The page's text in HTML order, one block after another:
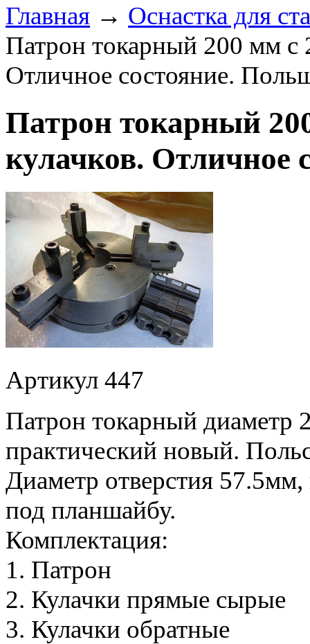
Главная → Оснастка для
Патрон токарный 200 мм с
Отличное состояние.
Патрон токарный
кулачков. Отличное
Артикул 447
Патрон токарный диаметр
практический новый.
Диаметр отверстия
под планшайбу.
Комплектация:
1. Патрон
2. Кулачки прямые сырые
3. Кулачки обратные